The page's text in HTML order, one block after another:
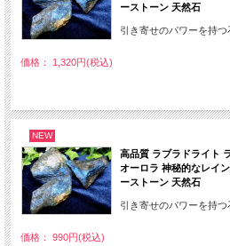
ーストーン 天然石
引き寄せのパワーを持つ
価格： 1,320円(税込)
NEW
高品質 ラブラドライト
オーロラ 神秘的なレイ
ーストーン 天然石
引き寄せのパワーを持つ
価格： 990円(税込)